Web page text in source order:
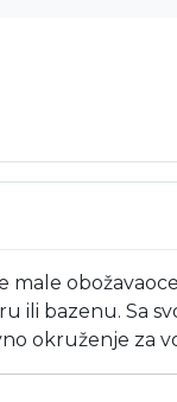
male
bazenu. Sa
okruženje za